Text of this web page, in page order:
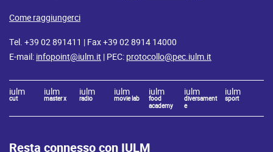
Come raggiungerci
Tel. +39 02 891411 | Fax +39 02 8914 14000
E-mail: infopoint@iulm.it | PEC: protocollo@pec.iulm.it
iulm
cut
iulm
master x
iulm
radio
iulm
movie lab
iulm
food
academy
iulm
diversament
e
iulm
sport
Resta connesso con IULM